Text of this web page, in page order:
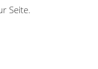
Seite.